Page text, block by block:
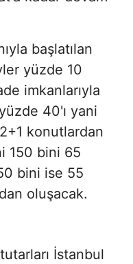
başlatılan
yüzde 10
imkanlarıyla
40'ı yani
konutlardan
150 bini 65
bini ise 55
oluşacak.
İstanbul